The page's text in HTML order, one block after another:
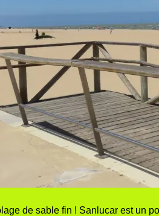
de sable fin ! Sanlucar est un